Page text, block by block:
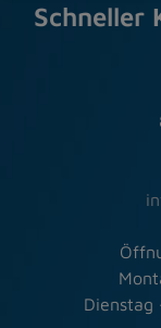
Schneller
Dienstag